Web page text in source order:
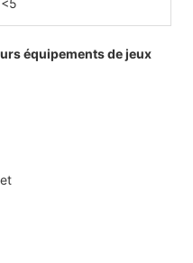
équipements de jeux